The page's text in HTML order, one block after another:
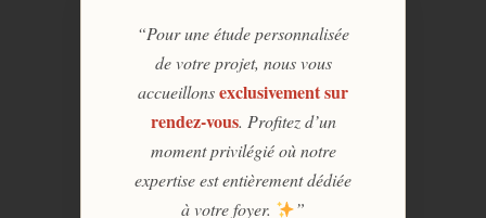
“Pour une étude personnalisée
de votre projet, nous vous
accueillonsexclusivement sur
rendez-vous. Profitez d’un
moment privilégié où notre
expertise est entièrement dédiée
à votre foyer.
”